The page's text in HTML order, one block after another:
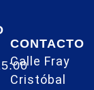
CONTACTO
Calle Fray
Cristóbal